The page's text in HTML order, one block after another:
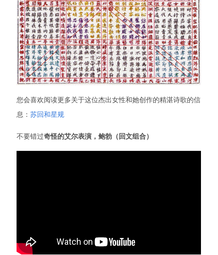
您会喜欢阅读更多关于这位杰出女性和她创作的精湛诗歌的信
息： 苏回和星规
不要错过奇怪的艾尔表演，鲍勃（回文组合）